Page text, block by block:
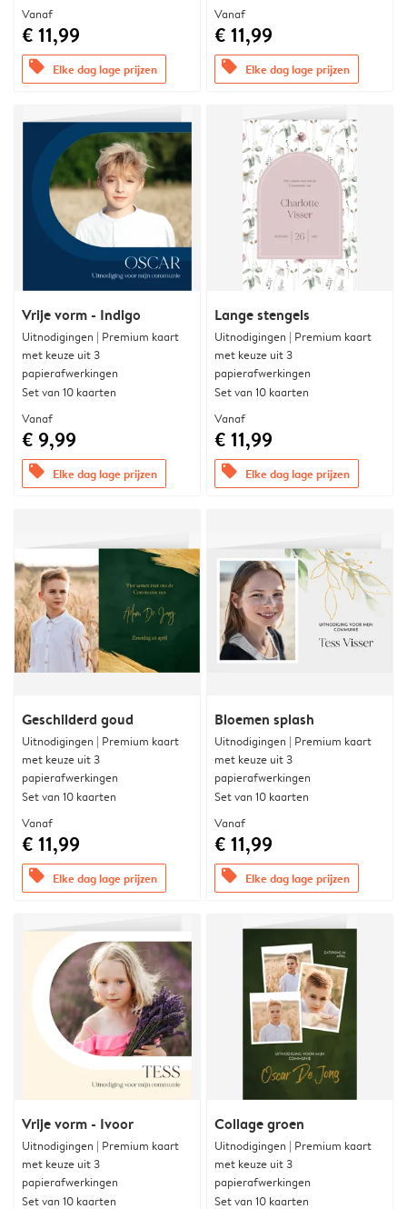
Vanaf
€ 11,99
offers Elke dag lage prijzen
Vanaf
€ 11,99
offers Elke dag lage prijzen
Vrije vorm - Indigo
Uitnodigingen | Premium kaart
met keuze uit 3
papierafwerkingen
Set van 10 kaarten
Vanaf
€ 9,99
offers Elke dag lage prijzen
Lange stengels
Uitnodigingen | Premium kaart
met keuze uit 3
papierafwerkingen
Set van 10 kaarten
Vanaf
€ 11,99
offers Elke dag lage prijzen
Geschilderd goud
Uitnodigingen | Premium kaart
met keuze uit 3
papierafwerkingen
Set van 10 kaarten
Vanaf
€ 11,99
offers Elke dag lage prijzen
Bloemen splash
Uitnodigingen | Premium kaart
met keuze uit 3
papierafwerkingen
Set van 10 kaarten
Vanaf
€ 11,99
offers Elke dag lage prijzen
Vrije vorm - Ivoor
Uitnodigingen | Premium kaart
met keuze uit 3
papierafwerkingen
Set van 10 kaarten
Collage groen
Uitnodigingen | Premium kaart
met keuze uit 3
papierafwerkingen
Set van 10 kaarten